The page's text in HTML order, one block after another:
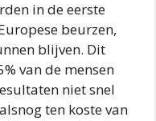
in de eerste
beurzen,
blijven. Dit
van de mensen
niet snel
ten koste van